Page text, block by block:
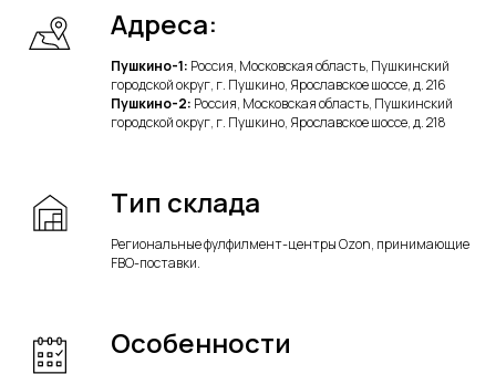
Адреса:
Пушкино-1: Россия, Московская область, Пушкинский
городской округ, г. Пушкино, Ярославское шоссе, д. 216
Пушкино-2: Россия, Московская область, Пушкинский
городской округ, г. Пушкино, Ярославское шоссе, д. 218
Тип склада
Региональные фулфилмент-центры Ozon, принимающие
FBO-поставки.
Особенности